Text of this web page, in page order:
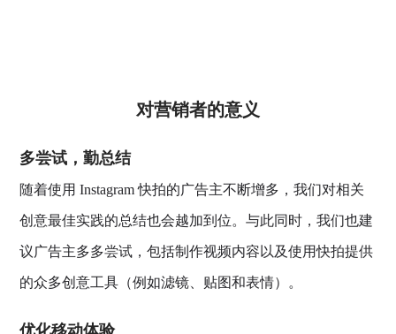
对营销者的意义
多尝试，勤总结
随着使用 Instagram 快拍的广告主不断增多，我们对相关
创意最佳实践的总结也会越加到位。与此同时，我们也建
议广告主多多尝试，包括制作视频内容以及使用快拍提供
的众多创意工具（例如滤镜、贴图和表情）。
优化移动体验